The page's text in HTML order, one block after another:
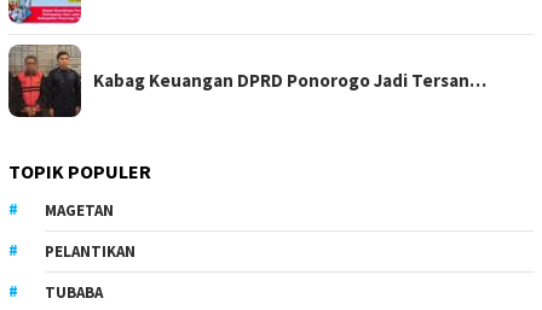
Kabag Keuangan DPRD Ponorogo Jadi Tersan…
TOPIK POPULER
MAGETAN
PELANTIKAN
TUBABA